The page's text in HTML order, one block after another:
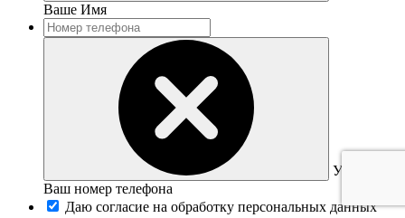
Ваше Имя
Укажите
Ваш номер телефона
Даю согласие на обработку персональных данных